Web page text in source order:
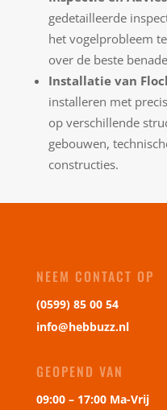
gedetailleerde
het vogelprobleem
over de beste
Installatie van
installeren met
op verschillende
gebouwen,
constructies.
NEEM CONTACT OP
(0599) 85 00 54
info@hebbuzz.nl
GEOPEND VAN
09:00 – 17:00 Ma-Vrij